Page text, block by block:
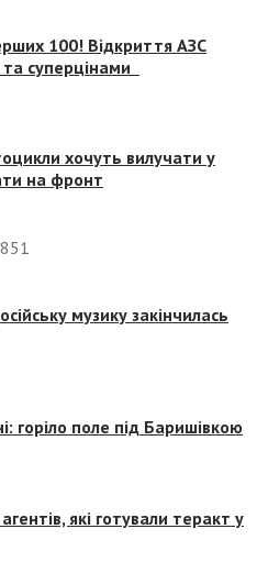
100! Відкриття АЗС
суперцінами
хочуть вилучати у
на фронт
851
музику закінчилась
горіло поле під Баришівкою
які готували теракт у